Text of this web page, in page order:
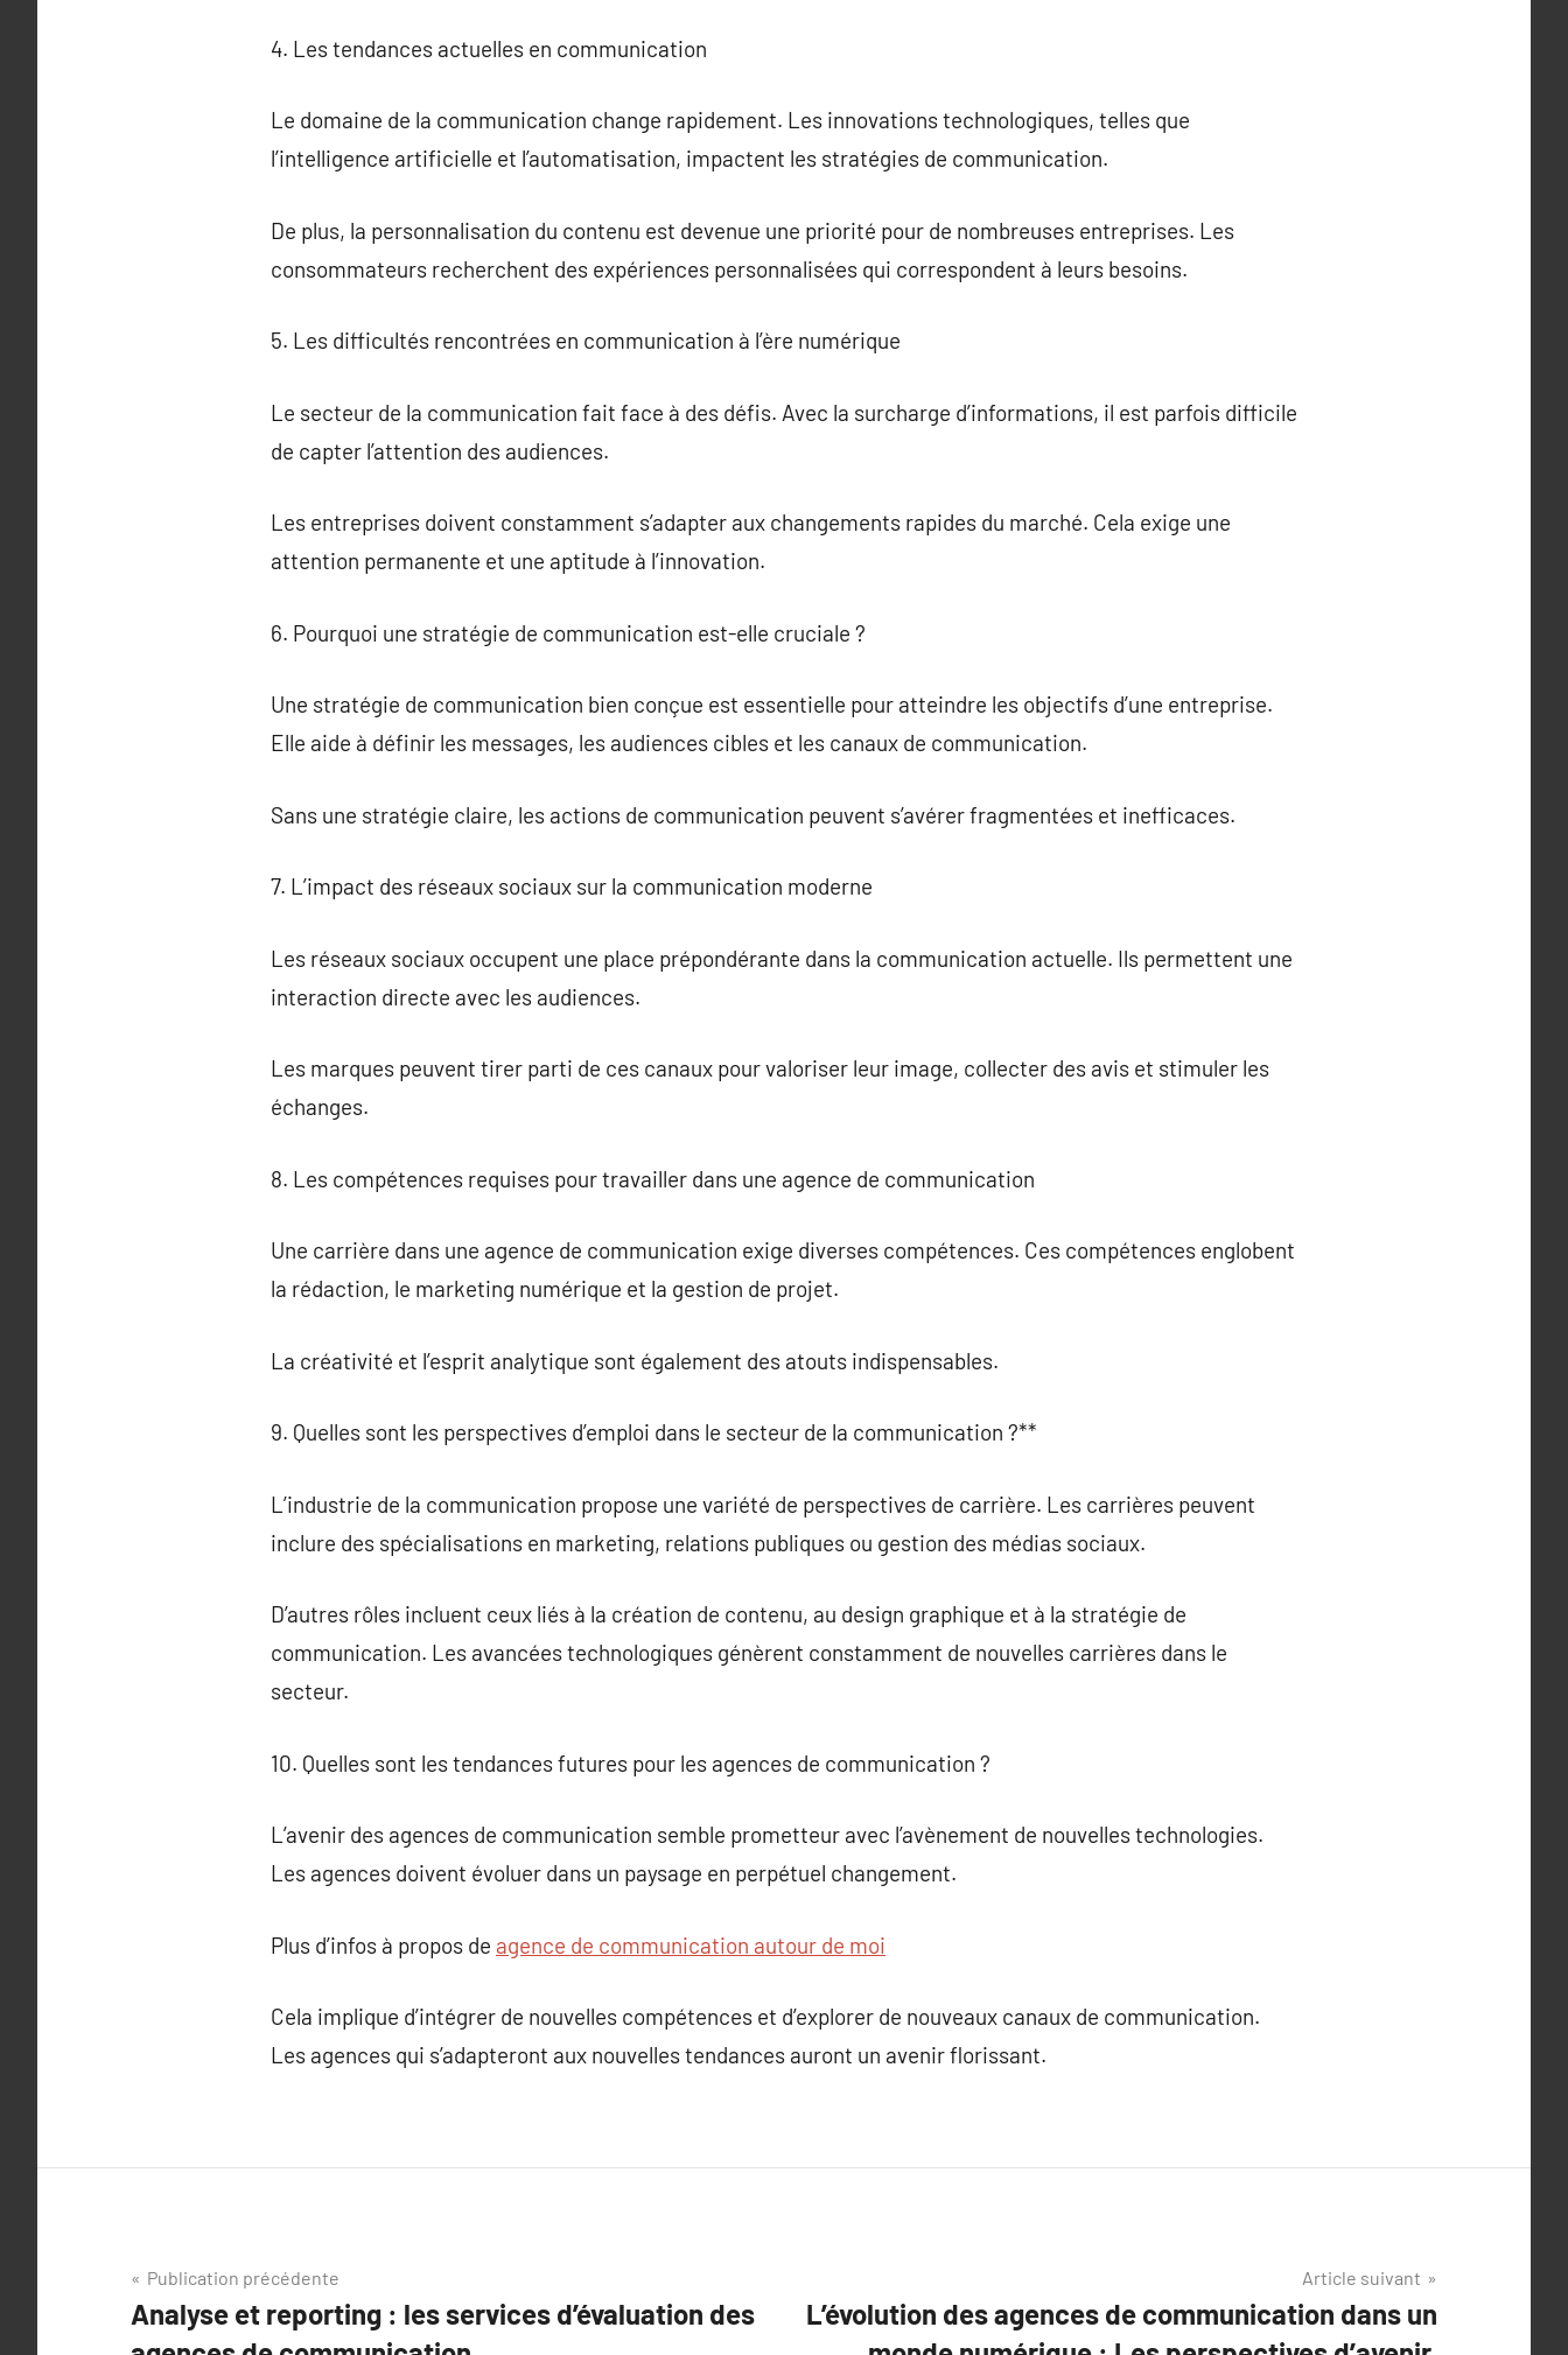
4. Les tendances actuelles en communication
Le domaine de la communication change rapidement. Les innovations technologiques, telles que
l’intelligence artificielle et l’automatisation, impactent les stratégies de communication.
De plus, la personnalisation du contenu est devenue une priorité pour de nombreuses entreprises. Les
consommateurs recherchent des expériences personnalisées qui correspondent à leurs besoins.
5. Les difficultés rencontrées en communication à l’ère numérique
Le secteur de la communication fait face à des défis. Avec la surcharge d’informations, il est parfois difficile
de capter l’attention des audiences.
Les entreprises doivent constamment s’adapter aux changements rapides du marché. Cela exige une
attention permanente et une aptitude à l’innovation.
6. Pourquoi une stratégie de communication est-elle cruciale ?
Une stratégie de communication bien conçue est essentielle pour atteindre les objectifs d’une entreprise.
Elle aide à définir les messages, les audiences cibles et les canaux de communication.
Sans une stratégie claire, les actions de communication peuvent s’avérer fragmentées et inefficaces.
7. L’impact des réseaux sociaux sur la communication moderne
Les réseaux sociaux occupent une place prépondérante dans la communication actuelle. Ils permettent une
interaction directe avec les audiences.
Les marques peuvent tirer parti de ces canaux pour valoriser leur image, collecter des avis et stimuler les
échanges.
8. Les compétences requises pour travailler dans une agence de communication
Une carrière dans une agence de communication exige diverses compétences. Ces compétences englobent
la rédaction, le marketing numérique et la gestion de projet.
La créativité et l’esprit analytique sont également des atouts indispensables.
9. Quelles sont les perspectives d’emploi dans le secteur de la communication ?**
L’industrie de la communication propose une variété de perspectives de carrière. Les carrières peuvent
inclure des spécialisations en marketing, relations publiques ou gestion des médias sociaux.
D’autres rôles incluent ceux liés à la création de contenu, au design graphique et à la stratégie de
communication. Les avancées technologiques génèrent constamment de nouvelles carrières dans le
secteur.
10. Quelles sont les tendances futures pour les agences de communication ?
L’avenir des agences de communication semble prometteur avec l’avènement de nouvelles technologies.
Les agences doivent évoluer dans un paysage en perpétuel changement.
Plus d’infos à propos de agence de communication autour de moi
Cela implique d’intégrer de nouvelles compétences et d’explorer de nouveaux canaux de communication.
Les agences qui s’adapteront aux nouvelles tendances auront un avenir florissant.
Navigation
de
Publication précédente
Analyse et reporting : les services d’évaluation des
Article suivant
L’évolution des agences de communication dans un